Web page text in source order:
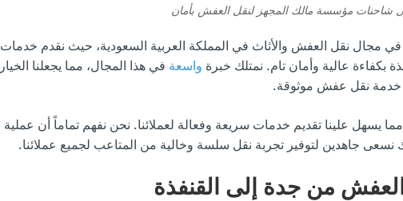
شاحنات مؤسسة مالك المجهز لنقل العفش بأمان
مجال نقل العفش والأثاث في المملكة العربية السعودية، حيث نقدم خدمات
عالية وأمان تام. نمتلك خبرة واسعة في هذا المجال، مما يجعلنا الخيار
خدمة نقل عفش موثوقة.
يسهل علينا تقديم خدمات سريعة وفعالة لعملائنا. نحن نفهم تماماً أن عملية
جاهدين لتوفير تجربة نقل سلسة وخالية من المتاعب لجميع عملائنا.
العفش من جدة إلى القنفذة